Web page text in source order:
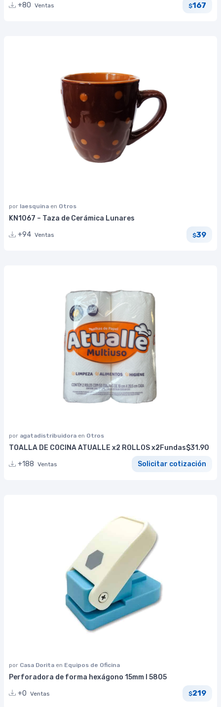
+80 Ventas $167
por laesquina en Otros
KN1067 – Taza de Cerámica Lunares
+94 Ventas $39
por agatadistribuidora en Otros
TOALLA DE COCINA ATUALLE x2 ROLLOS x2Fundas$31.90
+188 Ventas Solicitar cotización
por Casa Dorita en Equipos de Oficina
Perforadora de forma hexágono 15mm I 5805
+0 Ventas $219